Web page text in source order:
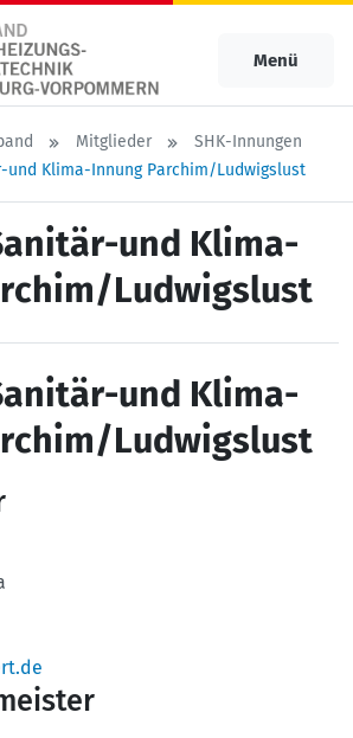
Menü
Mitglieder
SHK-Innungen
und Klima-Innung Parchim/Ludwigslust
und Klima-
Ludwigslust
und Klima-
Ludwigslust